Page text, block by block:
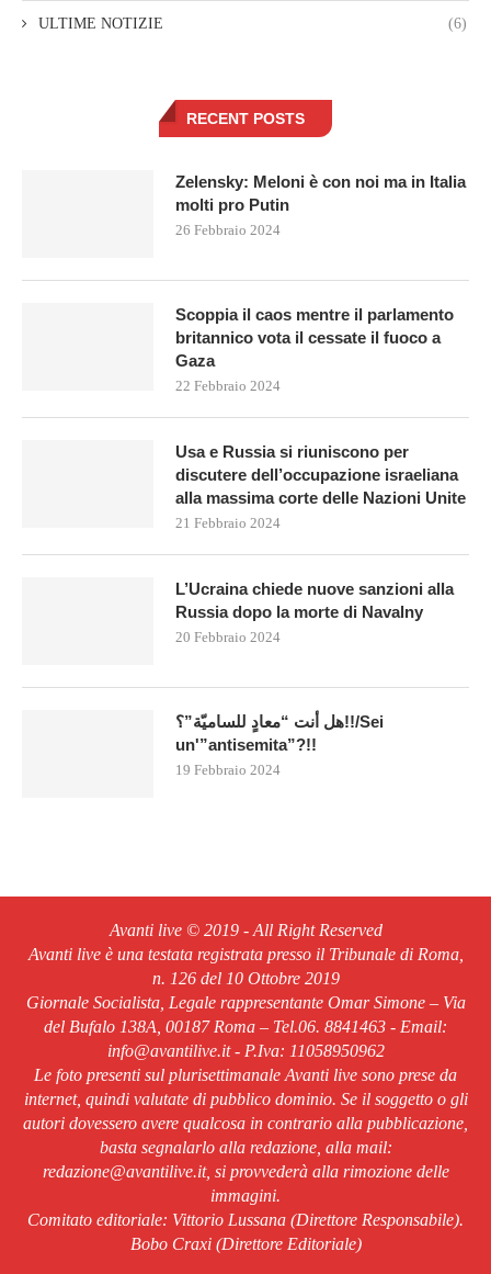
ULTIME NOTIZIE (6)
RECENT POSTS
Zelensky: Meloni è con noi ma in Italia
molti pro Putin
26 Febbraio 2024
Scoppia il caos mentre il parlamento
britannico vota il cessate il fuoco a
Gaza
22 Febbraio 2024
Usa e Russia si riuniscono per
discutere dell’occupazione israeliana
alla massima corte delle Nazioni Unite
21 Febbraio 2024
L’Ucraina chiede nuove sanzioni alla
Russia dopo la morte di Navalny
20 Febbraio 2024
هل أنت “معادٍ للساميّة”؟!!/Sei
un'”antisemita”?!!
19 Febbraio 2024
Avanti live © 2019 - All Right Reserved
Avanti live è una testata registrata presso il Tribunale di Roma,
n. 126 del 10 Ottobre 2019
Giornale Socialista, Legale rappresentante Omar Simone – Via
del Bufalo 138A, 00187 Roma – Tel.06. 8841463 - Email:
info@avantilive.it - P.Iva: 11058950962
Le foto presenti sul plurisettimanale Avanti live sono prese da
internet, quindi valutate di pubblico dominio. Se il soggetto o gli
autori dovessero avere qualcosa in contrario alla pubblicazione,
basta segnalarlo alla redazione, alla mail:
redazione@avantilive.it, si provvederà alla rimozione delle
immagini.
Comitato editoriale: Vittorio Lussana (Direttore Responsabile).
Bobo Craxi (Direttore Editoriale)